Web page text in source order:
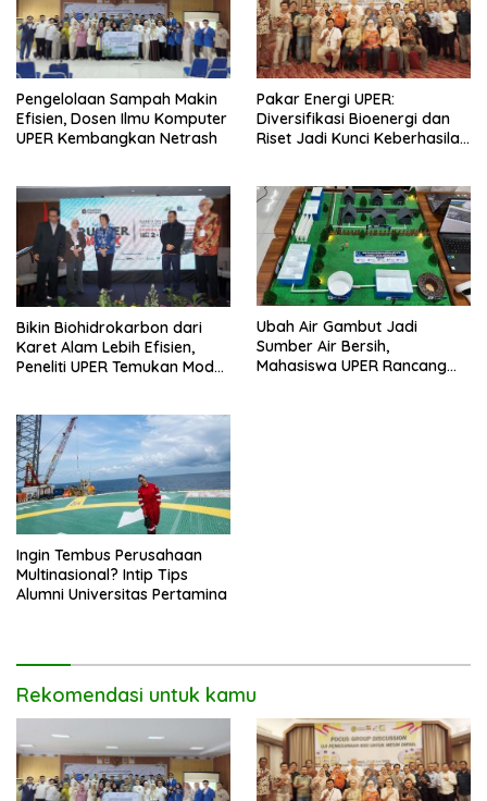
Pengelolaan Sampah Makin
Efisien, Dosen Ilmu Komputer
UPER Kembangkan Netrash
Pakar Energi UPER:
Diversifikasi Bioenergi dan
Riset Jadi Kunci Keberhasilan
Bikin Biohidrokarbon dari
Karet Alam Lebih Efisien,
Peneliti UPER Temukan Model
Ubah Air Gambut Jadi
Sumber Air Bersih,
Mahasiswa UPER Rancang
Ingin Tembus Perusahaan
Multinasional? Intip Tips
Alumni Universitas Pertamina
Rekomendasi untuk kamu